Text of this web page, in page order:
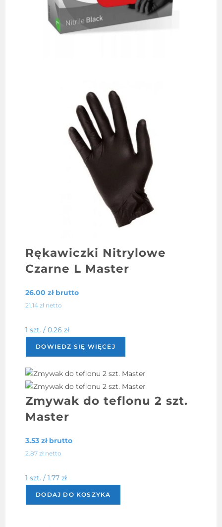
Rękawiczki Nitrylowe
Czarne L Master
26.00złbrutto
21.14 zł netto
1 szt. / 0.26zł
DOWIEDZ SIĘ WIĘCEJ
Zmywak do teflonu 2 szt.
Master
3.53złbrutto
2.87 zł netto
1 szt. / 1.77zł
DODAJ DO KOSZYKA